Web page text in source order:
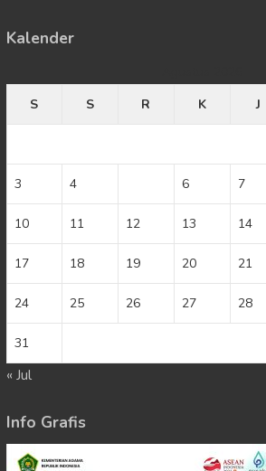
Kalender
S
S R K J
3 4 6 7
10 11 12 13 14
17 18 19 20 21
24 25 26 27 28
31
« Jul
Info Grafis